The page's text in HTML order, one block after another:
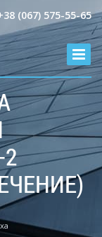
(067) 575-55-65